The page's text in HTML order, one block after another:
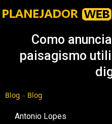
Como
paisagismo
Blog » Blog
Antonio Lopes